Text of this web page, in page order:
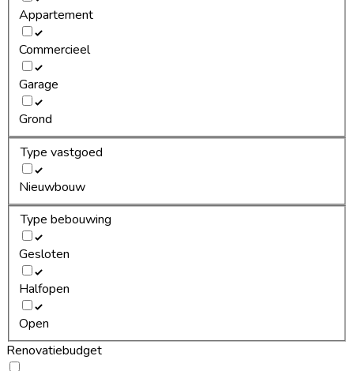
Appartement
Commercieel
Garage
Grond
Type vastgoed
Nieuwbouw
Type bebouwing
Gesloten
Halfopen
Open
Renovatiebudget